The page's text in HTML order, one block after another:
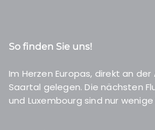
So finden Sie uns!
Im Herzen Europas, direkt an der
Saartal gelegen. Die nächsten
und Luxembourg sind nur